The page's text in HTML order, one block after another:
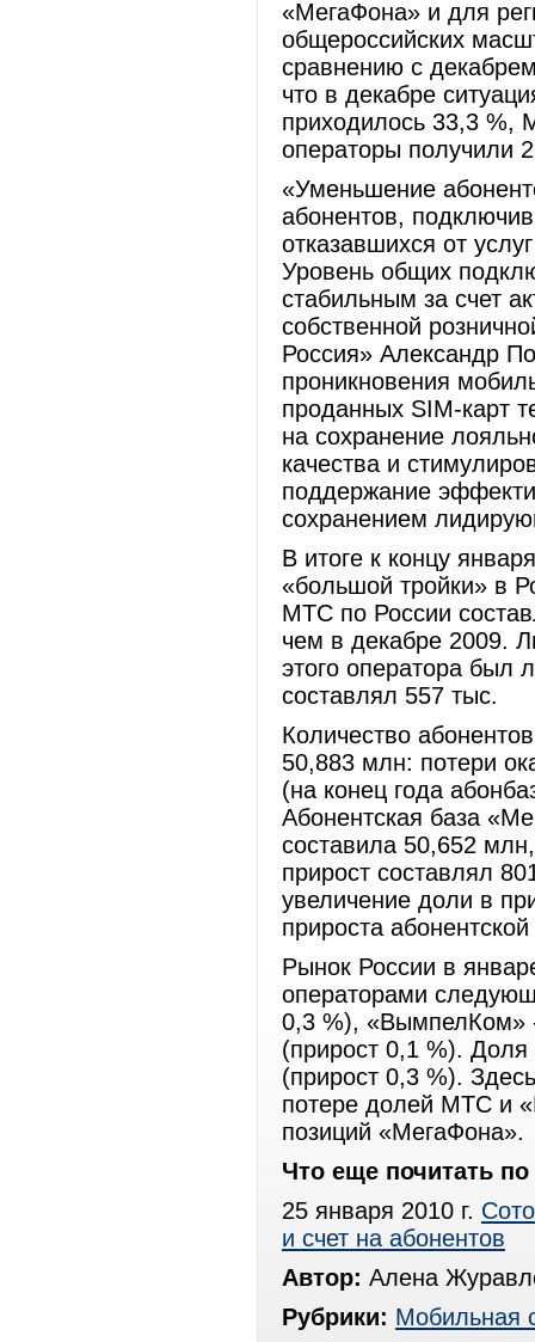
«МегаФона» и для
общероссийских
сравнению с
что в декабре
приходилось 33,3 %,
операторы получили
«Уменьшение
абонентов,
отказавшихся от
Уровень общих
стабильным за счет
собственной
Россия» Александр
проникновения
проданных SIM-карт
на сохранение
качества и
поддержание
сохранением
В итоге к концу
«большой тройки» в
МТС по России
чем в декабре 2009.
этого оператора был
составлял 557 тыс.
Количество
50,883 млн: потери
(на конец года
Абонентская база
составила 50,652
прирост составлял
увеличение доли в
прироста
Рынок России в
операторами
0,3 %), «ВымпелКом»
(прирост 0,1 %). Доля
(прирост 0,3 %).
потере долей МТС и
позиций «МегаФона».
Что еще почитать
25 января 2010 г.
и счет на абонентов
Автор: Алена
Рубрики: Мобильная